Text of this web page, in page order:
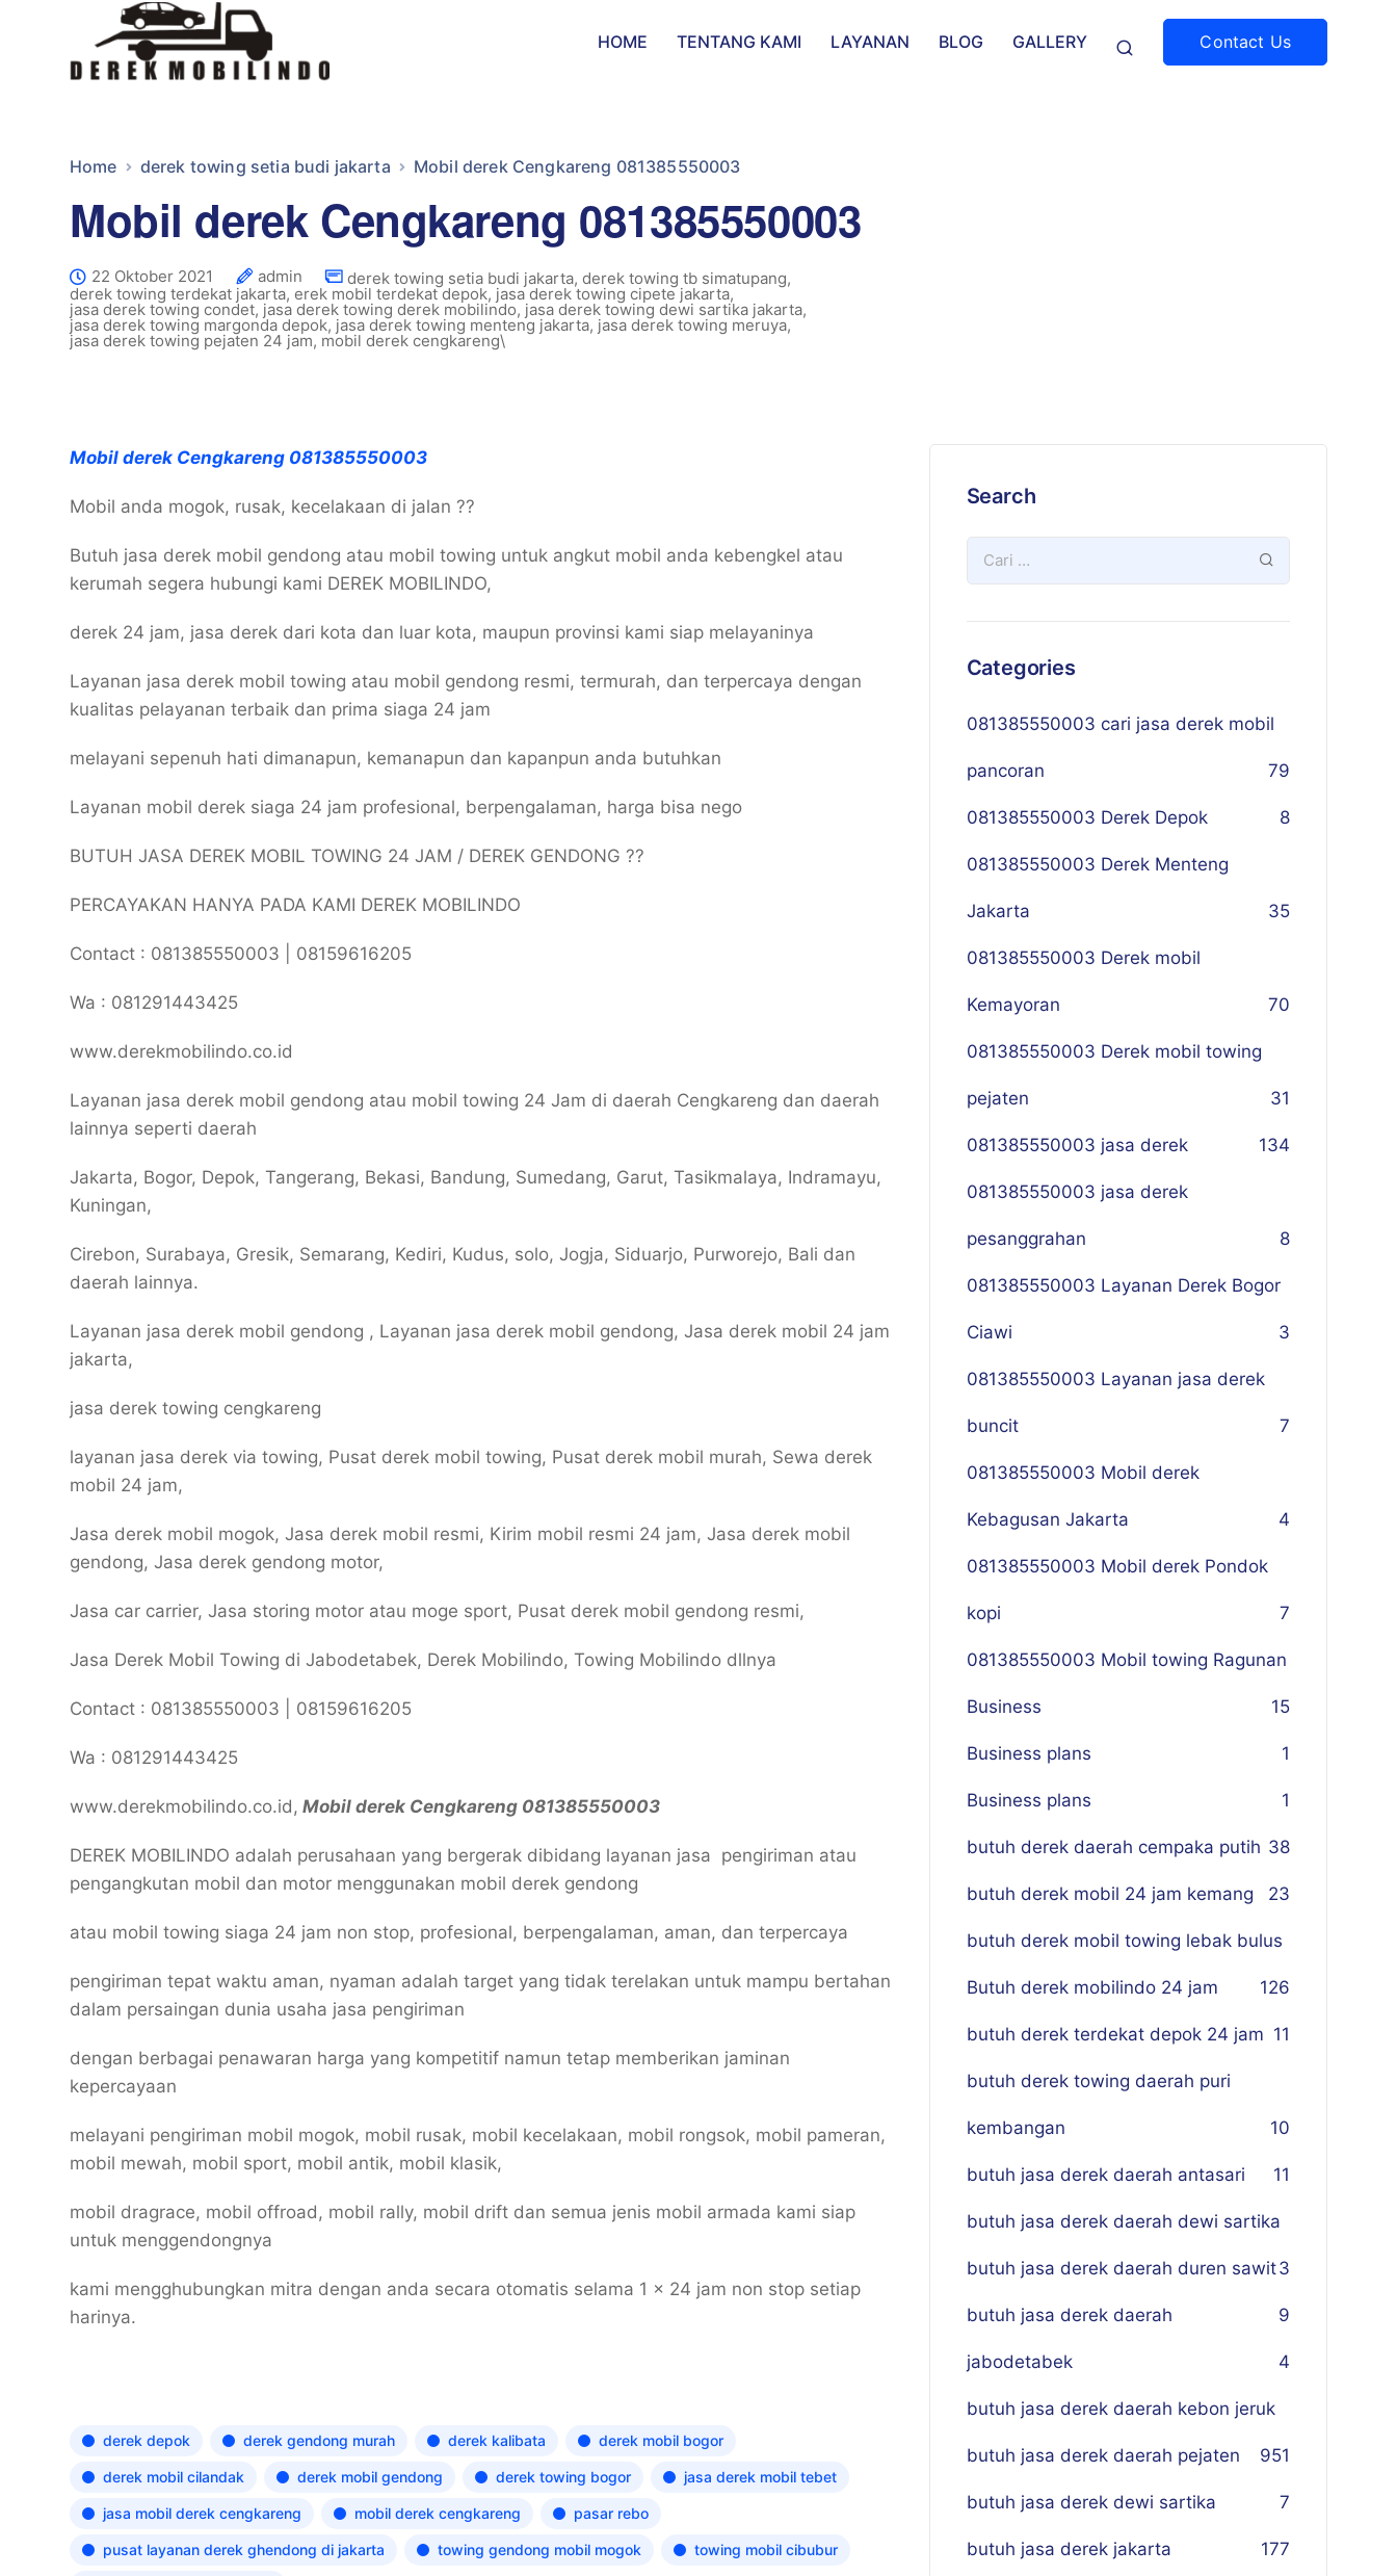
HOME TENTANG KAMI LAYANAN BLOG GALLERY Contact Us
Home derek towing setia budi jakarta Mobil derek Cengkareng 081385550003
Mobil derek Cengkareng 081385550003
22 Oktober 2021 admin derek towing setia budi jakarta, derek towing tb simatupang,
derek towing terdekat jakarta, erek mobil terdekat depok, jasa derek towing cipete jakarta,
jasa derek towing condet, jasa derek towing derek mobilindo, jasa derek towing dewi sartika jakarta,
jasa derek towing margonda depok, jasa derek towing menteng jakarta, jasa derek towing meruya,
jasa derek towing pejaten 24 jam, mobil derek cengkareng\
Mobil derek Cengkareng 081385550003
Mobil anda mogok, rusak, kecelakaan di jalan ??
Butuh jasa derek mobil gendong atau mobil towing untuk angkut mobil anda kebengkel atau
kerumah segera hubungi kami DEREK MOBILINDO,
derek 24 jam, jasa derek dari kota dan luar kota, maupun provinsi kami siap melayaninya
Layanan jasa derek mobil towing atau mobil gendong resmi, termurah, dan terpercaya dengan
kualitas pelayanan terbaik dan prima siaga 24 jam
melayani sepenuh hati dimanapun, kemanapun dan kapanpun anda butuhkan
Layanan mobil derek siaga 24 jam profesional, berpengalaman, harga bisa nego
BUTUH JASA DEREK MOBIL TOWING 24 JAM / DEREK GENDONG ??
PERCAYAKAN HANYA PADA KAMI DEREK MOBILINDO
Contact : 081385550003 | 08159616205
Wa : 081291443425
www.derekmobilindo.co.id
Layanan jasa derek mobil gendong atau mobil towing 24 Jam di daerah Cengkareng dan daerah
lainnya seperti daerah
Jakarta, Bogor, Depok, Tangerang, Bekasi, Bandung, Sumedang, Garut, Tasikmalaya, Indramayu,
Kuningan,
Cirebon, Surabaya, Gresik, Semarang, Kediri, Kudus, solo, Jogja, Siduarjo, Purworejo, Bali dan
daerah lainnya.
Layanan jasa derek mobil gendong , Layanan jasa derek mobil gendong, Jasa derek mobil 24 jam
jakarta,
jasa derek towing cengkareng
layanan jasa derek via towing, Pusat derek mobil towing, Pusat derek mobil murah, Sewa derek
mobil 24 jam,
Jasa derek mobil mogok, Jasa derek mobil resmi, Kirim mobil resmi 24 jam, Jasa derek mobil
gendong, Jasa derek gendong motor,
Jasa car carrier, Jasa storing motor atau moge sport, Pusat derek mobil gendong resmi,
Jasa Derek Mobil Towing di Jabodetabek, Derek Mobilindo, Towing Mobilindo dllnya
Contact : 081385550003 | 08159616205
Wa : 081291443425
www.derekmobilindo.co.id, Mobil derek Cengkareng 081385550003
DEREK MOBILINDO adalah perusahaan yang bergerak dibidang layanan jasa pengiriman atau
pengangkutan mobil dan motor menggunakan mobil derek gendong
atau mobil towing siaga 24 jam non stop, profesional, berpengalaman, aman, dan terpercaya
pengiriman tepat waktu aman, nyaman adalah target yang tidak terelakan untuk mampu bertahan
dalam persaingan dunia usaha jasa pengiriman
dengan berbagai penawaran harga yang kompetitif namun tetap memberikan jaminan
kepercayaan
melayani pengiriman mobil mogok, mobil rusak, mobil kecelakaan, mobil rongsok, mobil pameran,
mobil mewah, mobil sport, mobil antik, mobil klasik,
mobil dragrace, mobil offroad, mobil rally, mobil drift dan semua jenis mobil armada kami siap
untuk menggendongnya
kami mengghubungkan mitra dengan anda secara otomatis selama 1 x 24 jam non stop setiap
harinya.
derek depok derek gendong murah derek kalibata derek mobil bogor
derek mobil cilandak derek mobil gendong derek towing bogor jasa derek mobil tebet
jasa mobil derek cengkareng mobil derek cengkareng pasar rebo
pusat layanan derek ghendong di jakarta towing gendong mobil mogok towing mobil cibubur
Search
Categories
081385550003 cari jasa derek mobil
pancoran 79
081385550003 Derek Depok 8
081385550003 Derek Menteng
Jakarta 35
081385550003 Derek mobil
Kemayoran 70
081385550003 Derek mobil towing
pejaten 31
081385550003 jasa derek 134
081385550003 jasa derek
pesanggrahan 8
081385550003 Layanan Derek Bogor
Ciawi 3
081385550003 Layanan jasa derek
buncit 7
081385550003 Mobil derek
Kebagusan Jakarta 4
081385550003 Mobil derek Pondok
kopi 7
081385550003 Mobil towing Ragunan
5
Business 1
Business plans 1
Business plans 1
butuh derek daerah cempaka putih 38
butuh derek mobil 24 jam kemang 23
butuh derek mobil towing lebak bulus
26
Butuh derek mobilindo 24 jam 1
butuh derek terdekat depok 24 jam 11
butuh derek towing daerah puri
kembangan 10
butuh jasa derek daerah antasari 11
butuh jasa derek daerah dewi sartika
3
butuh jasa derek daerah duren sawit
9
butuh jasa derek daerah
jabodetabek 4
butuh jasa derek daerah kebon jeruk
51
butuh jasa derek daerah pejaten 9
butuh jasa derek dewi sartika 7
butuh jasa derek jakarta 177